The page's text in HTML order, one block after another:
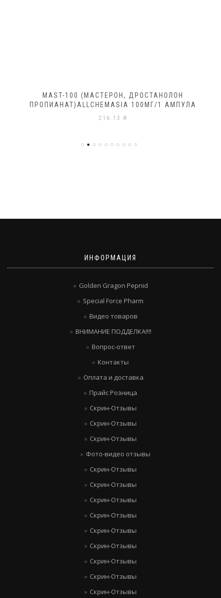
MAST-100 (МАСТЕРОН, ДРОСТАНОЛОН
ПРОПИАНАТ)ALLCHEMASIA 100МГ/1 АМПУЛА
216.13 ₴
ИНФОРМАЦИЯ
Golden Gragon Pepnid
Special Force Pharm
Видео товаров
ВНИМАНИЕ ПОДДЕЛКА!!!!
Вопрос-ответ
Контакты
Оплата и доставка
Прайс Розница
Скрин-Отзывы
Скрин-Отзывы
Скрин-Отзывы
Фото-видео отзывы
Скрин-Отзывы
Скрин-Отзывы
Скрин-Отзывы
Скрин-Отзывы
Скрин-Отзывы
Скрин-Отзывы
Скрин-Отзывы
Скрин-Отзывы
Скрин-Отзывы